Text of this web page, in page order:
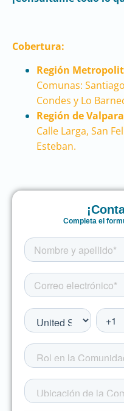
Cobertura:
Región
Comunas:
Condes y Lo
Región de
Calle Larga, San
Esteban.